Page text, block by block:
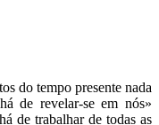
do tempo presente nada
de revelar-se em nós»
de trabalhar de todas as